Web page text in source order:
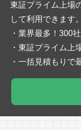
東証プライム上場
して利用できます。
・業界最多！300
・東証プライム上
・一括見積もりで